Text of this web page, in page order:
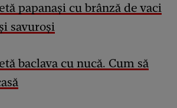
papanași cu brânză de vaci
savuroși
baclava cu nucă. Cum să